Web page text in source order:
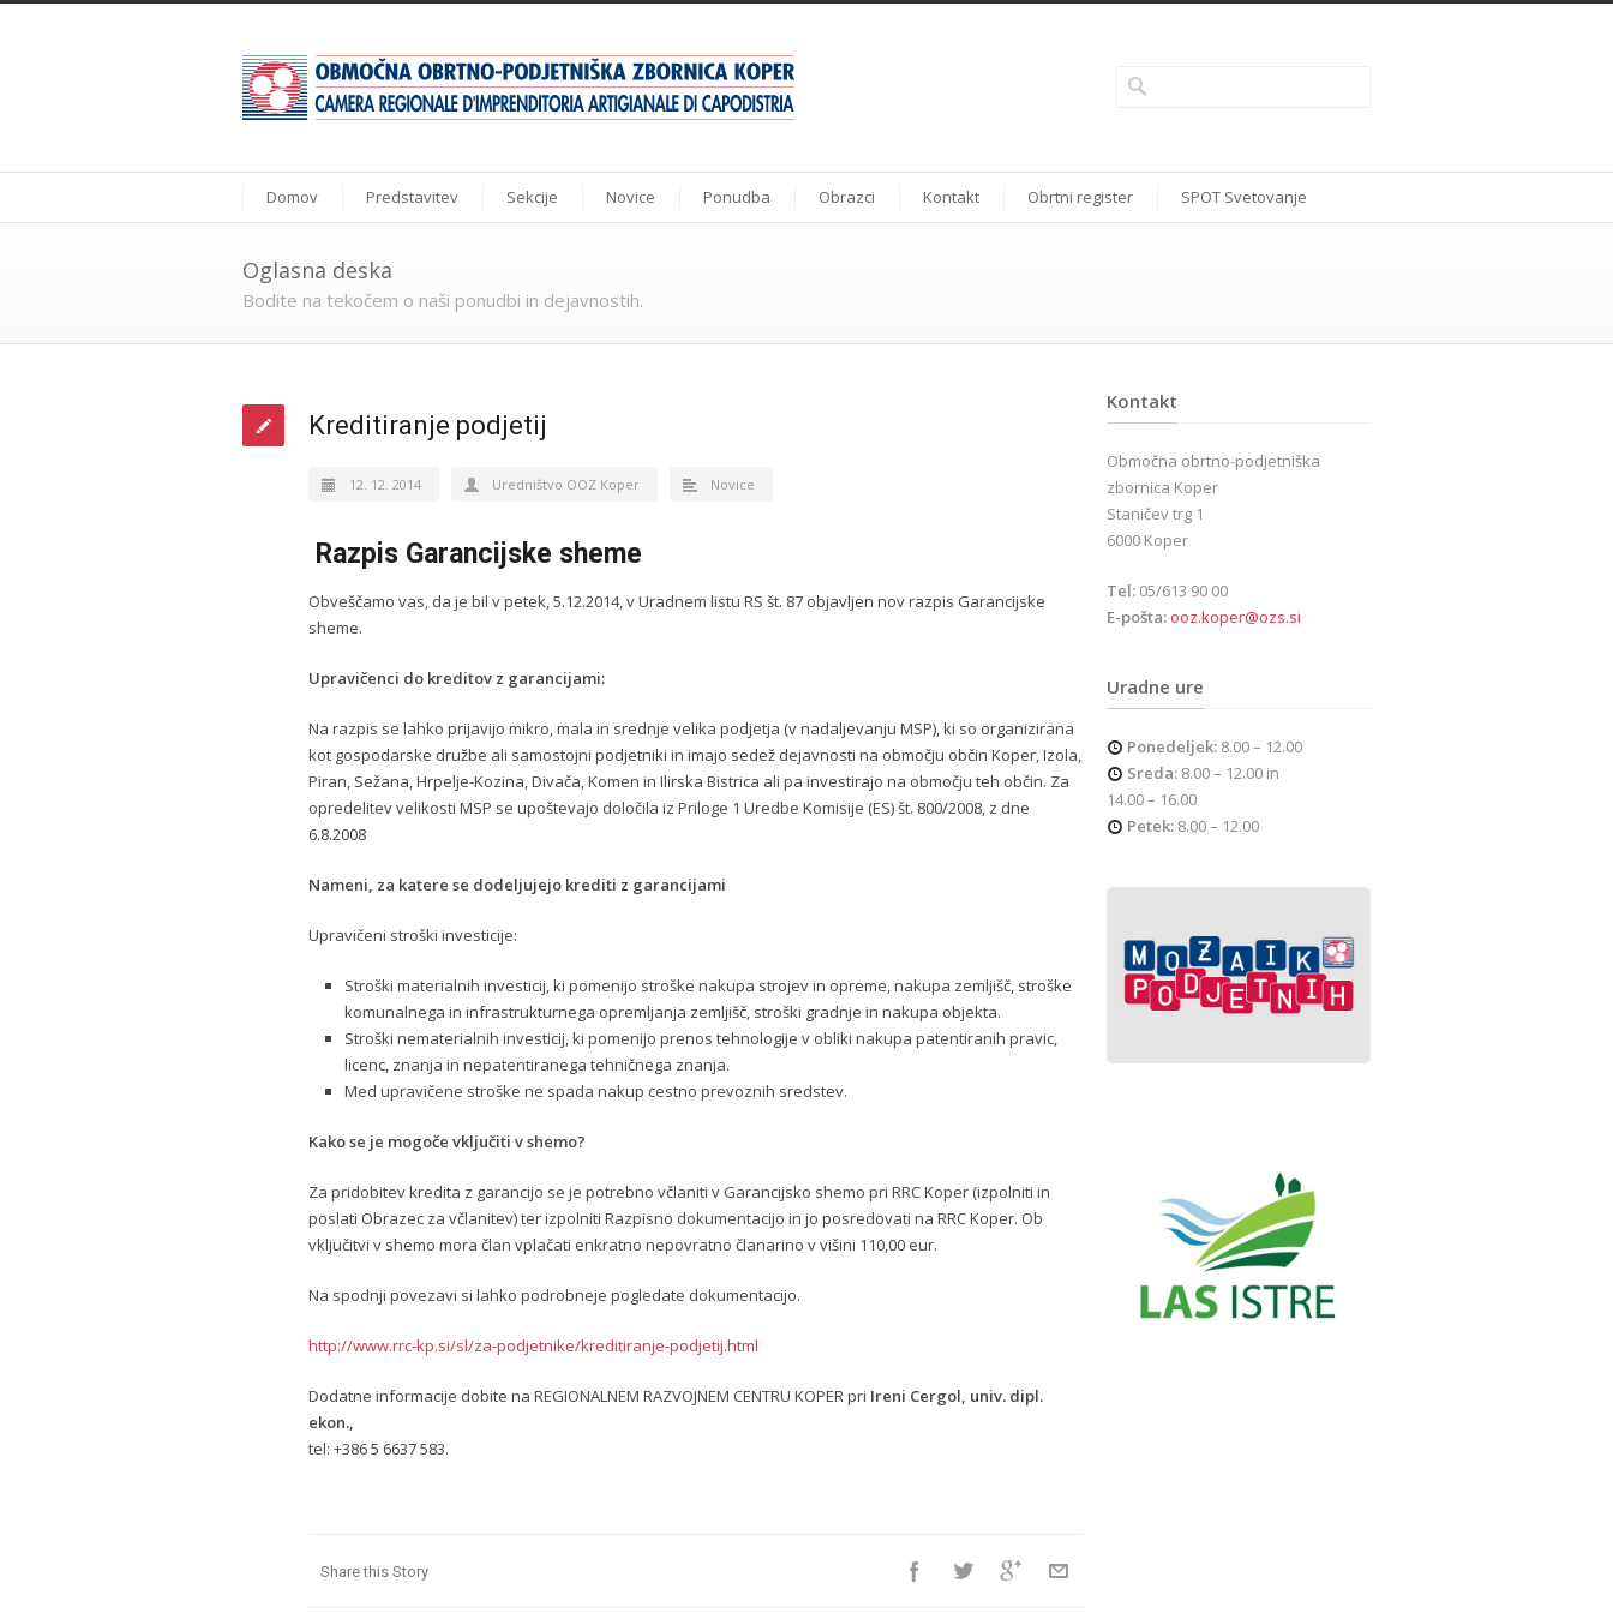
Domov Predstavitev Sekcije Novice Ponudba Obrazci Kontakt Obrtni register SPOT Svetovanje
Oglasna deska
Bodite na tekočem o naši ponudbi in dejavnostih.
Kreditiranje podjetij
12. 12. 2014 Uredništvo OOZ Koper Novice
Razpis Garancijske sheme
Obveščamo vas, da je bil v petek, 5.12.2014, v Uradnem listu RS št. 87 objavljen nov razpis Garancijske
sheme.
Upravičenci do kreditov z garancijami:
Na razpis se lahko prijavijo mikro, mala in srednje velika podjetja (v nadaljevanju MSP), ki so organizirana
kot gospodarske družbe ali samostojni podjetniki in imajo sedež dejavnosti na območju občin Koper, Izola,
Piran, Sežana, Hrpelje-Kozina, Divača, Komen in Ilirska Bistrica ali pa investirajo na območju teh občin. Za
opredelitev velikosti MSP se upoštevajo določila iz Priloge 1 Uredbe Komisije (ES) št. 800/2008, z dne
6.8.2008
Nameni, za katere se dodeljujejo krediti z garancijami
Upravičeni stroški investicije:
Stroški materialnih investicij, ki pomenijo stroške nakupa strojev in opreme, nakupa zemljišč, stroške
komunalnega in infrastrukturnega opremljanja zemljišč, stroški gradnje in nakupa objekta.
Stroški nematerialnih investicij, ki pomenijo prenos tehnologije v obliki nakupa patentiranih pravic,
licenc, znanja in nepatentiranega tehničnega znanja.
Med upravičene stroške ne spada nakup cestno prevoznih sredstev.
Kako se je mogoče vključiti v shemo?
Za pridobitev kredita z garancijo se je potrebno včlaniti v Garancijsko shemo pri RRC Koper (izpolniti in
poslati Obrazec za včlanitev) ter izpolniti Razpisno dokumentacijo in jo posredovati na RRC Koper. Ob
vključitvi v shemo mora član vplačati enkratno nepovratno članarino v višini 110,00 eur.
Na spodnji povezavi si lahko podrobneje pogledate dokumentacijo.
http://www.rrc-kp.si/sl/za-podjetnike/kreditiranje-podjetij.html
Dodatne informacije dobite na REGIONALNEM RAZVOJNEM CENTRU KOPER pri Ireni Cergol, univ. dipl.
ekon.,
tel: +386 5 6637 583.
Share this Story
Kontakt
Območna obrtno-podjetniška
zbornica Koper
Staničev trg 1
6000 Koper
Tel: 05/613 90 00
E-pošta: ooz.koper@ozs.si
Uradne ure
Ponedeljek: 8.00 – 12.00
Sreda: 8.00 – 12.00 in
14.00 – 16.00
Petek: 8.00 – 12.00